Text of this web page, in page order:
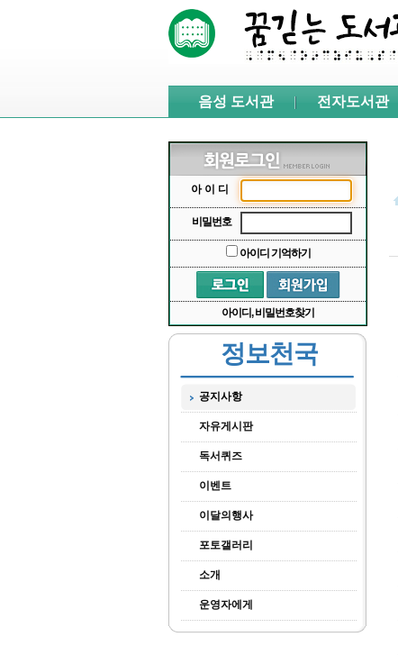
음성 도서관 전자도서관
아이디
비밀번호
아이디 기억하기
아이디, 비밀번호찾기
정보천국
공지사항
자유게시판
독서퀴즈
이벤트
이달의행사
포토갤러리
소개
운영자에게